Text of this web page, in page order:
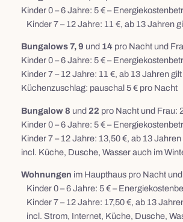
Kinder 0 – 6 Jahre: 5 € –
Kinder 7 – 12 Jahre: 11 €, ab 13 Jahren
Bungalows 7, 9 und 14 pro Nacht und
Kinder 0 – 6 Jahre: 5 € –
Kinder 7 – 12 Jahre: 11 €, ab 13 Jahren
Küchenzuschlag: pauschal 5 € pro Nacht
Bungalow 8 und 22 pro Nacht und Frau:
Kinder 0 – 6 Jahre: 5 € –
Kinder 7 – 12 Jahre: 13,50 €, ab 13
incl. Küche, Dusche, Wasser auch im
Wohnungen im Haupthaus pro Nacht
Kinder 0 – 6 Jahre: 5 € –
Kinder 7 – 12 Jahre: 17,50 €, ab 13
incl. Strom, Internet, Küche, Dusche,